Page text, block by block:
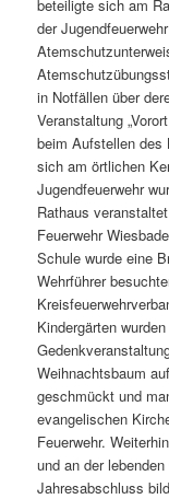
beteiligte sich am
der
in Notfällen über
Veranstaltung
beim Aufstellen des
sich am örtlichen
Jugendfeuerwehr
Rathaus
Feuerwehr
Schule wurde eine
Wehrführer
Kindergärten
Weihnachtsbaum
geschmückt und
evangelischen
Feuerwehr.
und an der
Jahresabschluss